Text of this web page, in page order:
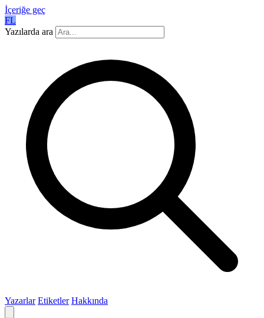
İçeriğe geç
FL
Yazılarda ara
Yazarlar Etiketler Hakkında